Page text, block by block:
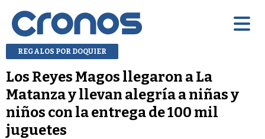
REGALOS POR DOQUIER
Los Reyes Magos llegaron a La
Matanza y llevan alegría a niñas y
niños con la entrega de 100 mil
juguetes